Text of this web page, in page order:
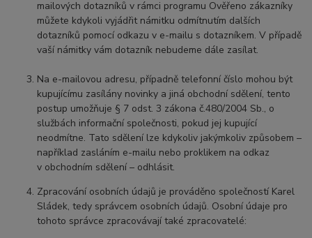
mailových dotazníků v rámci programu Ověřeno zákazníky
můžete kdykoli vyjádřit námitku odmítnutím dalších
dotazníků pomocí odkazu v e-mailu s dotazníkem. V případě
vaší námitky vám dotazník nebudeme dále zasílat.
Na e-mailovou adresu, případně telefonní číslo mohou být
kupujícímu zasílány novinky a jiná obchodní sdělení, tento
postup umožňuje § 7 odst. 3 zákona č.480/2004 Sb., o
službách informační společnosti, pokud jej kupující
neodmítne. Tato sdělení lze kdykoliv jakýmkoliv způsobem –
například zasláním e-mailu nebo proklikem na odkaz
v obchodním sdělení – odhlásit.
Zpracování osobních údajů je prováděno společností Karel
Sládek, tedy správcem osobních údajů. Osobní údaje pro
tohoto správce zpracovávají také zpracovatelé: